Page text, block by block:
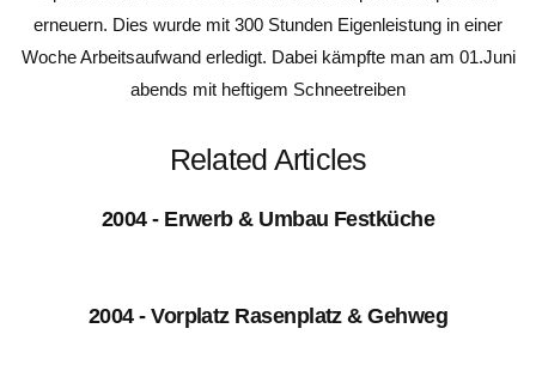
erneuern. Dies wurde mit 300 Stunden Eigenleistung in einer
Woche Arbeitsaufwand erledigt. Dabei kämpfte man am 01.Juni
abends mit heftigem Schneetreiben
Related Articles
2004 - Erwerb & Umbau Festküche
2004 - Vorplatz Rasenplatz & Gehweg